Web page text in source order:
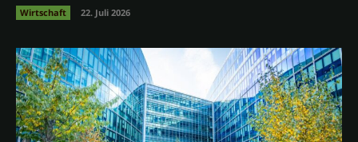
Wirtschaft 22. Juli 2026